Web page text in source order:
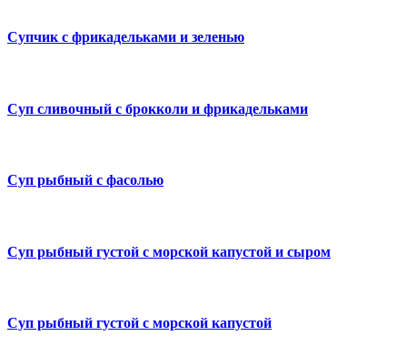
Супчик с фрикадельками и зеленью
Суп сливочный с брокколи и фрикадельками
Суп рыбный с фасолью
Суп рыбный густой с морской капустой и сыром
Суп рыбный густой с морской капустой